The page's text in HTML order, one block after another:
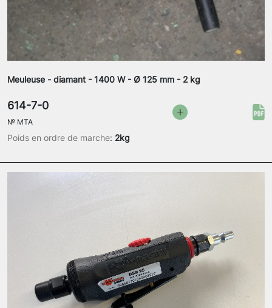
Meuleuse - diamant - 1400 W - Ø 125 mm - 2 kg
Poids en ordre de marche: 2kg
614-7-0
№ MTA